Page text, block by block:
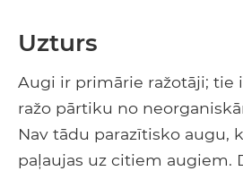
Uzturs
Augi ir primārie ražotāji; tie
ražo pārtiku no
Nav tādu parazītisko augu,
paļaujas uz citiem augiem.